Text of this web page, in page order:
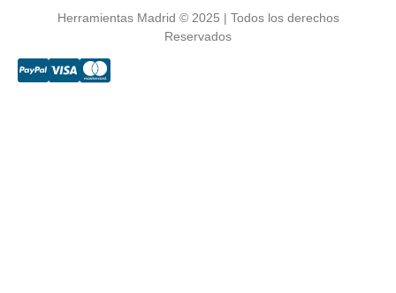
Herramientas Madrid © 2025 | Todos los derechos
Reservados